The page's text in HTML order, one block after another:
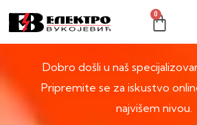
0
SHOP
Dobro došli u naš
Pripremite se za iskustvo
najvišem nivou.